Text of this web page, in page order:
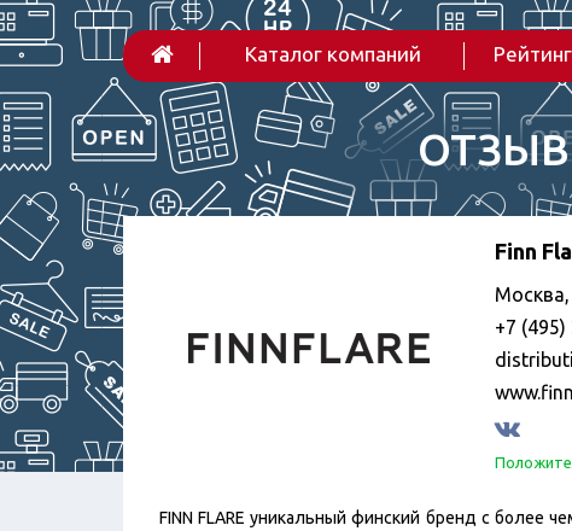
Каталог компаний Рейтинг
Finn
+7
FINN FLARE уникальный финский бренд с более